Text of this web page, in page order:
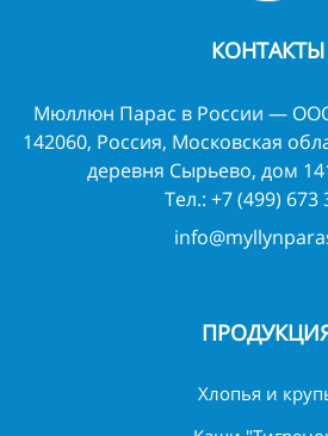
КОНТАКТЫ
Мюллюн Парас в России —
142060, Россия, Московская
деревня Сырьево, дом
Тел.: +7 (499) 673
Хлопья и